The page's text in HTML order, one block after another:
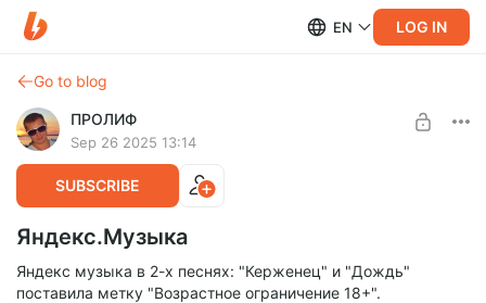
EN LOG IN
Go to blog
ПРОЛИФ
Sep 26 2025 13:14
SUBSCRIBE
Яндекс.Музыка
Яндекс музыка в 2-х песнях: "Керженец" и "Дождь"
поставила метку "Возрастное ограничение 18+".